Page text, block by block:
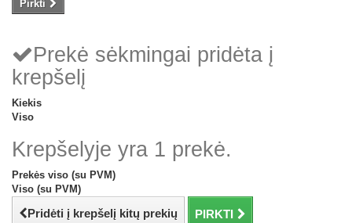
Pirkti
Prekė sėkmingai pridėta į
krepšelį
Kiekis
Viso
Krepšelyje yra 1 prekė.
Prekės viso (su PVM)
Viso (su PVM)
Pridėti į krepšelį kitų prekių PIRKTI